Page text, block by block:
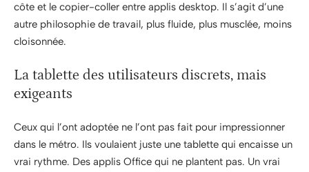
côte et le copier-coller entre applis desktop. Il s’agit d’une
autre philosophie de travail, plus fluide, plus musclée, moins
cloisonnée.
La tablette des utilisateurs discrets, mais
exigeants
Ceux qui l’ont adoptée ne l’ont pas fait pour impressionner
dans le métro. Ils voulaient juste une tablette qui encaisse un
vrai rythme. Des applis Office qui ne plantent pas. Un vrai